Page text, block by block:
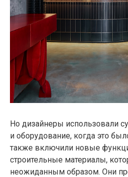
Но дизайнеры использовали
и оборудование, когда это
также включили новые
строительные материалы,
неожиданным образом. Они